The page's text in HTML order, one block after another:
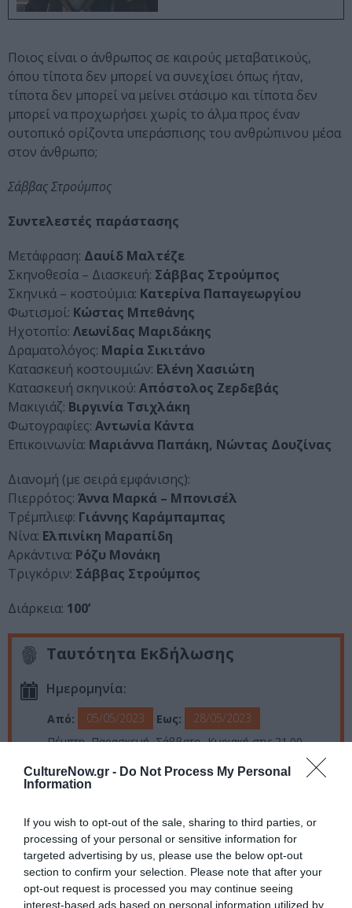
CultureNow.gr - Do Not Process My Personal
Information
If you wish to opt-out of the sale, sharing to third parties, or
processing of your personal or sensitive information for
targeted advertising by us, please use the below opt-out
section to confirm your selection. Please note that after your
opt-out request is processed you may continue seeing
interest-based ads based on personal information utilized by
Ποιος είναι ο άνθρωπος σε καιρούς μεταβατικούς,
όπου τίποτα δεν μπορεί να συνεχίσει όπως ήταν,
τίποτα δεν μπορεί να μείνει στάσιμο και τίποτα δεν
μπορεί να προχωρήσει χωρίς το άλμα προς έναν
ουτοπικό ορίζοντα υπεράσπισης του ανθρώπινου μέσα
στον άνθρωπο;
Σάββας Στρούμπος
Συντελεστές παράστασης
Μετάφραση: Δαυίδ Μαλτέζε
Σκηνοθεσία – Διασκευή: Σάββας Στρούμπος
Σκηνικά – κοστούμια: Κατερίνα Παπαγεωργίου
Φωτισμοί: Κώστας Μπεθάνης
Ηχοτοπίο: Λεωνίδας Μαριδάκης
Δραματολόγος: Μαρία Σικιτάνο
Κατασκευή κοστουμιών: Ελένη Χασιώτη
Κατασκευή σκηνικού: Απόστολος Ζερδεβάς
Μακιγιάζ: Βιργινία Τσιχλάκη
Φωτογραφίες: Αντωνία Κάντα
Επικοινωνία: Μαριάννα Παπάκη, Νώντας Δουζίνας
Διανομή (με σειρά εμφάνισης):
Πιερρότος: Άννα Μαρκά – Μπονισέλ
Τρέμπλιεφ: Γιάννης Καράμπαμπας
Νίνα: Ελπινίκη Μαραπίδη
Αρκάντινα: Ρόζυ Μονάκη
Τριγκόριν: Σάββας Στρούμπος
Διάρκεια: 100’
Ταυτότητα Εκδήλωσης
Ημερομηνία:
Από: 05/05/2023 Εως:
28/05/2023
Πέμπτη, Παρασκευή, Σάββατο, Κυριακή στις 21.00
Τοποθεσία:
Μεταξουργείο, Αθήνα
Θέατρο Άττις – Νέος Χώρος
Eισιτήρια: